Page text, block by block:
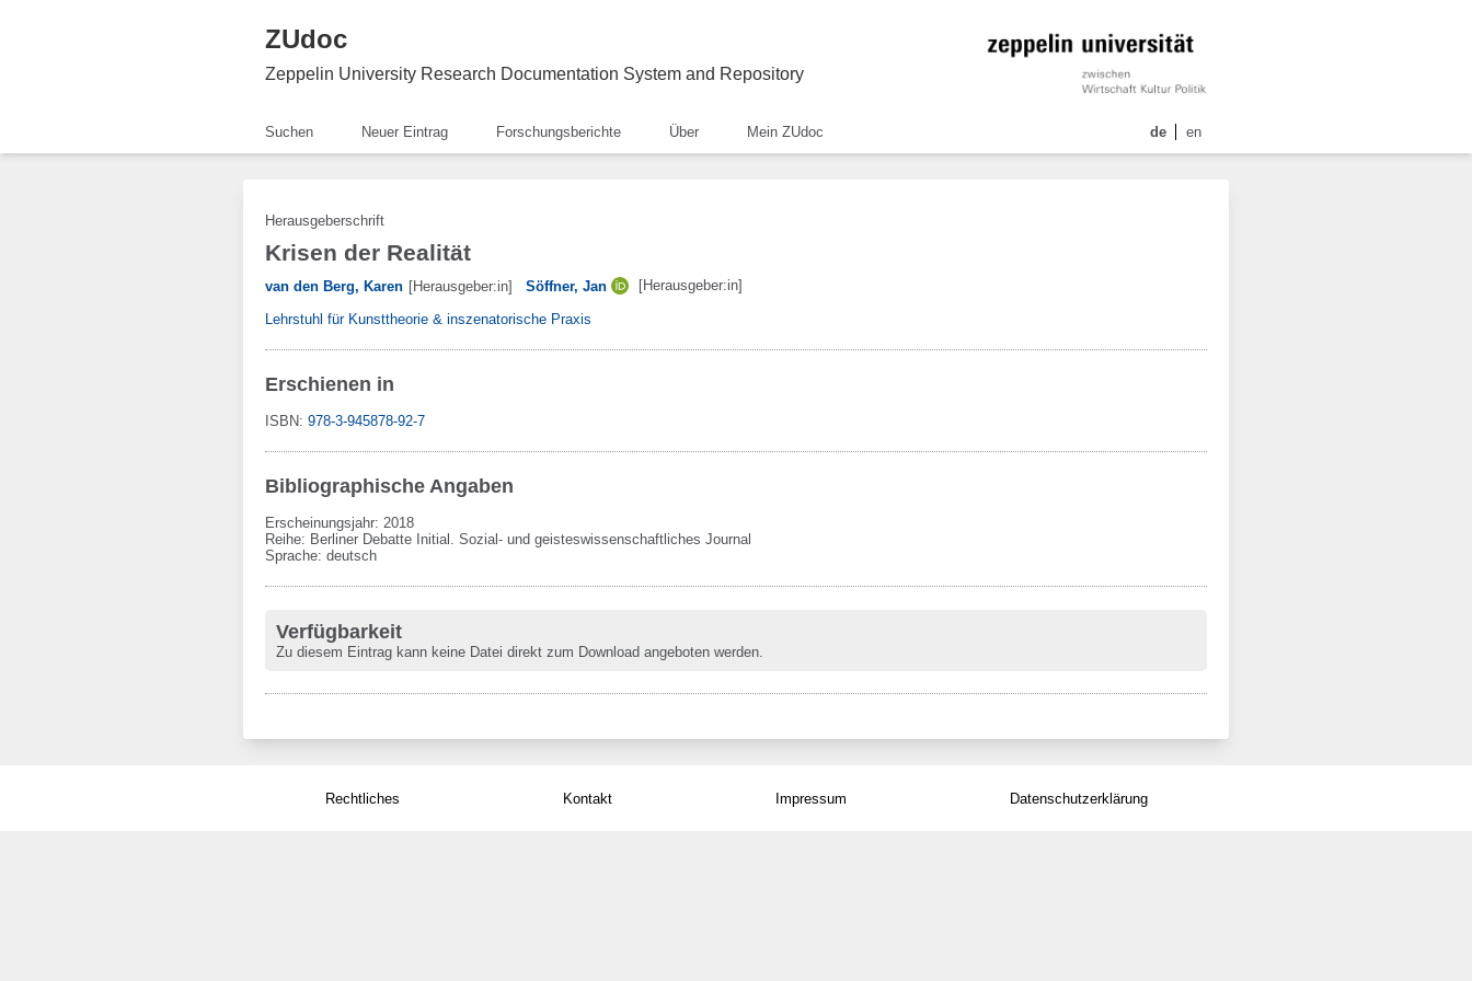
ZUdoc
Zeppelin University Research Documentation System and Repository
Suchen Neuer Eintrag Forschungsberichte Über Mein ZUdoc de en
Herausgeberschrift
Krisen der Realität
van den Berg, Karen [Herausgeber:in] Söffner, Jan [Herausgeber:in]
Lehrstuhl für Kunsttheorie & inszenatorische Praxis
Erschienen in
ISBN: 978-3-945878-92-7
Bibliographische Angaben
Erscheinungsjahr: 2018
Reihe: Berliner Debatte Initial. Sozial- und geisteswissenschaftliches Journal
Sprache: deutsch
Verfügbarkeit
Zu diesem Eintrag kann keine Datei direkt zum Download angeboten werden.
Rechtliches Kontakt Impressum Datenschutzerklärung